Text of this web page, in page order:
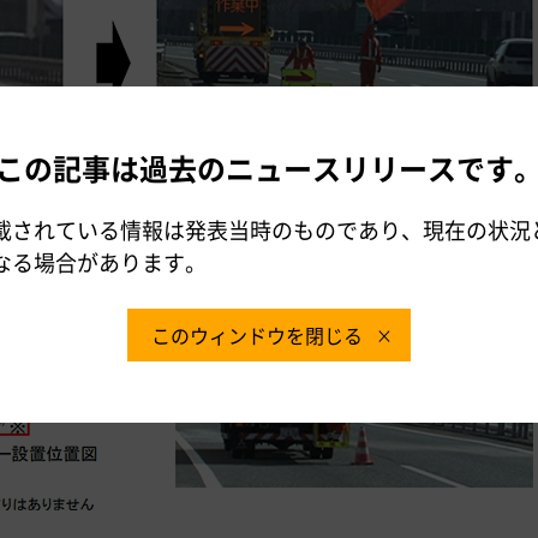
の記事は過去のニュースリリースです
されている情報は発表当時のものであり、現在の状況
る場合があります。
このウィンドウを閉じる